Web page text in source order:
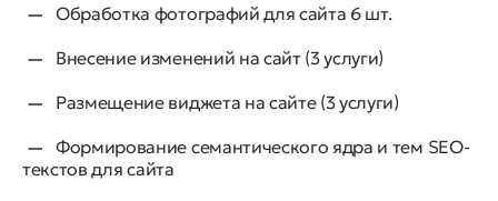
Обработка фотографий для сайта 6 шт.
Внесение изменений на сайт (3 услуги)
Размещение виджета на сайте (3 услуги)
Формирование семантического ядра и тем SEO-
текстов для сайта